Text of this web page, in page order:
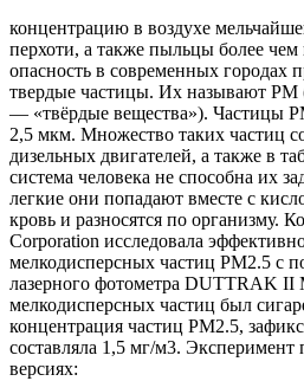
концентрацию в воздухе
перхоти, а также пыльцы более
опасность в современных городах
твердые частицы. Их называют PM
— «твёрдые вещества»). Частицы
2,5 мкм. Множество таких частиц
дизельных двигателей, а также в
система человека не способна их
легкие они попадают вместе с
кровь и разносятся по организму.
Corporation исследовала
мелкодисперсных частиц PM2.5 с
лазерного фотометра DUTTRAK II
мелкодисперсных частиц был
концентрация частиц PM2.5,
составляла 1,5 мг/м3. Эксперимент
версиях: